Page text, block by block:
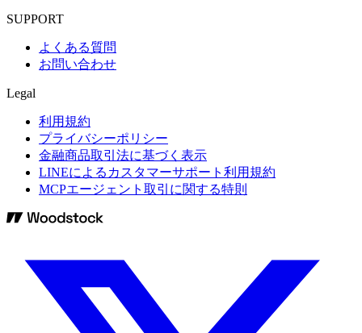
SUPPORT
よくある質問
お問い合わせ
Legal
利用規約
プライバシーポリシー
金融商品取引法に基づく表示
LINEによるカスタマーサポート利用規約
MCPエージェント取引に関する特則